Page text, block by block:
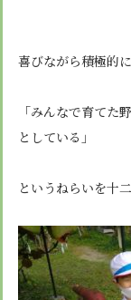
喜びながら積極的
「みんなで育てた
としている」
というねらいを十